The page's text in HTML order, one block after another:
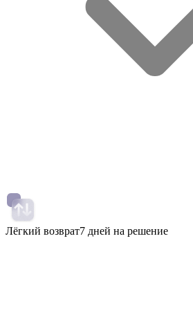
Лёгкий возврат7 дней на решение